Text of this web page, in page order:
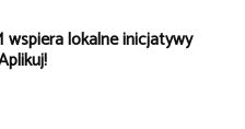
wspiera lokalne inicjatywy